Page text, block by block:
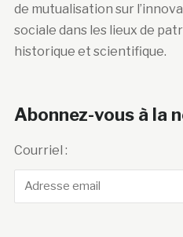
de mutualisation sur
sociale dans les lieux de
historique et scientifique.
Abonnez-vous à la
Courriel :